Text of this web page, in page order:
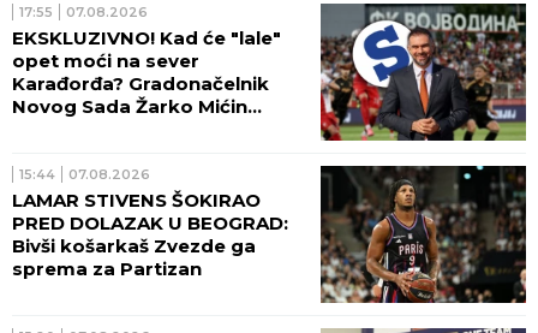
17:55 07.08.2026
EKSKLUZIVNO! Kad će "lale"
opet moći na sever
Karađorđa? Gradonačelnik
Novog Sada Žarko Mićin
15:44 07.08.2026
LAMAR STIVENS ŠOKIRAO
PRED DOLAZAK U BEOGRAD:
Bivši košarkaš Zvezde ga
sprema za Partizan